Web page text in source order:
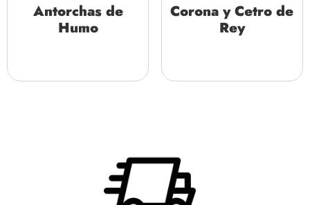
Antorchas de
Humo
Corona y Cetro de
Rey